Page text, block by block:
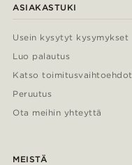
ASIAKASTUKI
Usein kysytyt kysymykset
Luo palautus
Katso toimitusvaihtoehdot
Peruutus
Ota meihin yhteyttä
MEISTÄ